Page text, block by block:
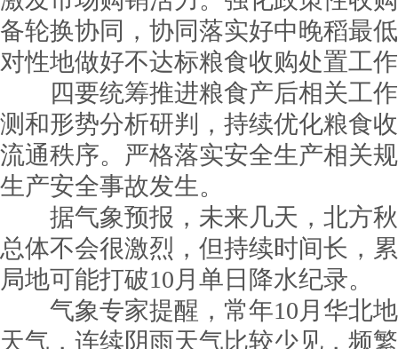
备轮换协同，协同落实好中晚稻最
对性地做好不达标粮食收购处置工
四要统筹推进粮食产后相关工作
测和形势分析研判，持续优化粮食
流通秩序。严格落实安全生产相关
生产安全事故发生。
据气象预报，未来几天，北方秋
总体不会很激烈，但持续时间长，
局地可能打破10月单日降水纪录。
气象专家提醒，常年10月华北地
天气，连续阴雨天气比较少见，频